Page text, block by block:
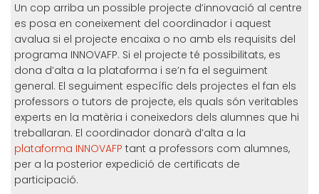
Un cop arriba un possible projecte d’innovació al centre
es posa en coneixement del coordinador i aquest
avalua si el projecte encaixa o no amb els requisits del
programa INNOVAFP. Si el projecte té possibilitats, es
dona d’alta a la plataforma i se’n fa el seguiment
general. El seguiment específic dels projectes el fan els
professors o tutors de projecte, els quals són veritables
experts en la matèria i coneixedors dels alumnes que hi
treballaran. El coordinador donarà d’alta a la
plataforma INNOVAFP tant a professors com alumnes,
per a la posterior expedició de certificats de
participació.